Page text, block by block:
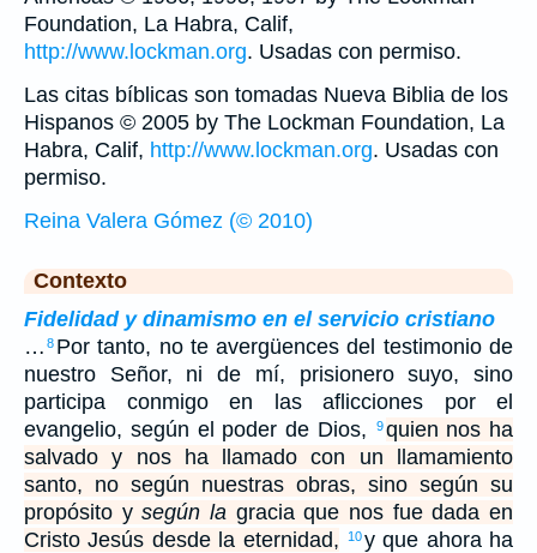
Foundation, La Habra, Calif,
http://www.lockman.org. Usadas con permiso.
Las citas bíblicas son tomadas Nueva Biblia de los
Hispanos © 2005 by The Lockman Foundation, La
Habra, Calif, http://www.lockman.org. Usadas con
permiso.
Reina Valera Gómez (© 2010)
Contexto
Fidelidad y dinamismo en el servicio cristiano
… 8 Por tanto, no te avergüences del testimonio de
nuestro Señor, ni de mí, prisionero suyo, sino
participa conmigo en las aflicciones por el
evangelio, según el poder de Dios,
9 quien nos ha
salvado y nos ha llamado con un llamamiento
santo, no según nuestras obras, sino según su
propósito ysegún la gracia que nos fue dada en
Cristo Jesús desde la eternidad,
10y que ahora ha